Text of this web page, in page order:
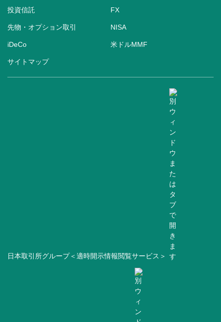
投資信託 FX
先物・オプション取引 NISA
iDeCo 米ドルMMF
サイトマップ
日本取引所グループ＜適時開示情報閲覧サービス＞